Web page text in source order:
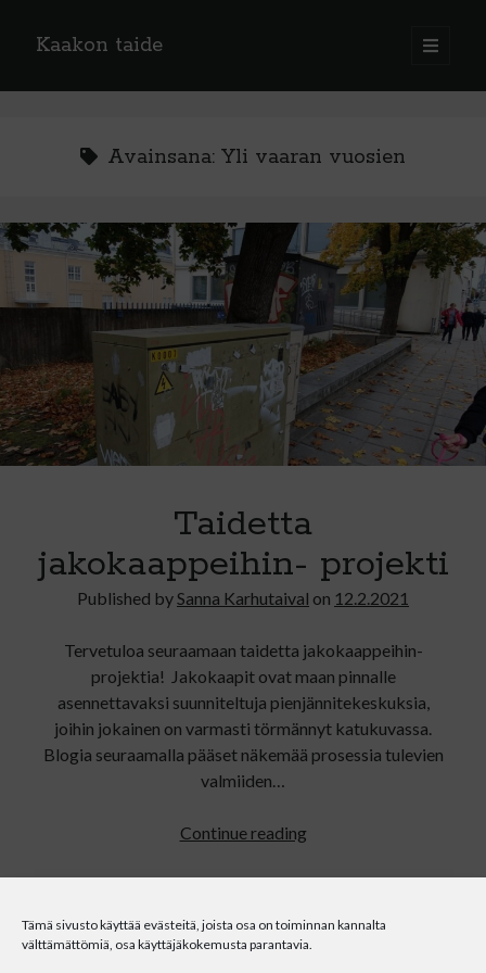
Tämä sivusto käyttää evästeitä, joista osa on toiminnan kannalta
välttämättömiä, osa käyttäjäkokemusta parantavia.
Kaakon taide
open
Sidebar
Kaakon taidelainaamo
Kotkan taiteilijaseura
Kaakkois-Suomen taidekäsityöläiset
Korutaideyhdistys
KOUTA – Kouvolan taiteilijaseura
Etelä-Karjalan Taiteilijaseura
Avainsana: Yli vaaran vuosien
Taidetta
jakokaappeihin- projekti
Published bySanna Karhutaival on 12.2.2021
Tervetuloa seuraamaan taidetta jakokaappeihin-
projektia! Jakokaapit ovat maan pinnalle
asennettavaksi suunniteltuja pienjännitekeskuksia,
joihin jokainen on varmasti törmännyt katukuvassa.
Blogia seuraamalla pääset näkemää prosessia tulevien
valmiiden…
Continue readingTaidetta
projekti